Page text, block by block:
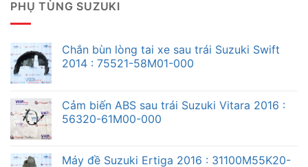
PHỤ TÙNG SUZUKI
Chắn bùn lòng tai xe sau trái Suzuki Swift
2014 : 75521-58M01-000
Cảm biến ABS sau trái Suzuki Vitara 2016 :
56320-61M00-000
Máy đề Suzuki Ertiga 2016 : 31100M55K20-